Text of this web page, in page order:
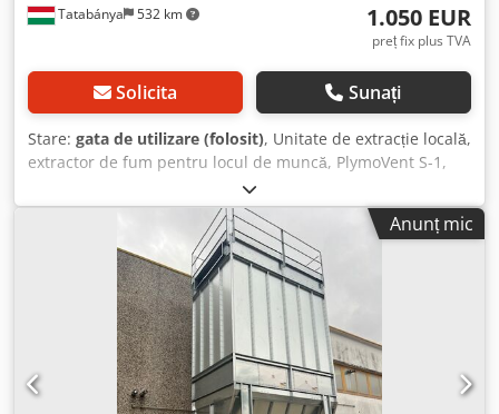
Tatabánya 532 km 1.050 EUR
preț fix plus TVA
Solicita Sunați
Stare: gata de utilizare (folosit), Unitate de extracție locală,
extractor de fum pentru locul de muncă, PlymoVent S-1,
utilaj second-hand, aspirator de fum, extractor de praf,
Plymovent Producător: PlymoVent Model: S-1 Dimensiuni
totale: Chjdpfx Apjxa Hldovoa Lățime: 1600 mm Adâncime:
660 mm Înălțime: 1510 mm Greutate: 103 kg An fabricație:
2001 Debit maxim de aer: 1400 m³/h
Anunț mic